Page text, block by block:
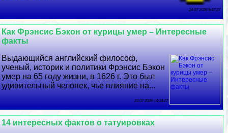
24 07 2026 5:47:27
Как Фрэнсис Бэкон от курицы умер – Интересные
факты
Выдающийся английский философ,
ученый, историк и политики Фрэнсис Бэкон
умер на 65 году жизни, в 1626 г. Это был
удивительный человек, чье влияние на...
23 07 2026 14:34:27
14 интересных фактов о татуировках